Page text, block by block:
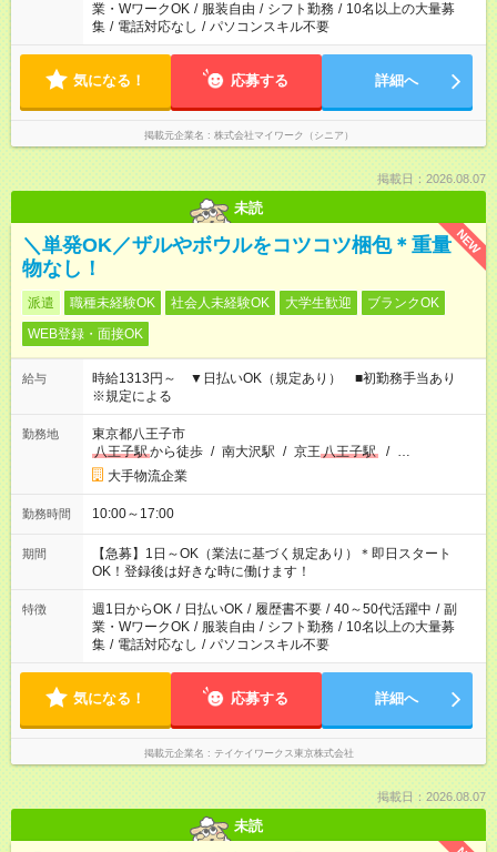
業・WワークOK / 服装自由 / シフト勤務 / 10名以上の大量募
集 / 電話対応なし / パソコンスキル不要
気になる！ 応募する 詳細へ
掲載元企業名 株式会社マイワーク（シニア）
掲載日：2026.08.07
未読
NEW
＼単発OK／ザルやボウルをコツコツ梱包＊重量
物なし！
派遣 職種未経験OK 社会人未経験OK 大学生歓迎
ブランクOK
WEB登録・面接OK
給与
時給1313円～ ▼日払いOK（規定あり） ■初勤務手当あり
※規定による
勤務地
東京都八王子市
八王子駅から徒歩 / 南大沢駅 / 京王 八王子駅 / …
大手物流企業
勤務時間 10:00～17:00
期間
【急募】1日～OK（業法に基づく規定あり）＊即日スタート
OK！登録後は好きな時に働けます！
特徴 週1日からOK / 日払いOK / 履歴書不要 / 40～50代活躍中 / 副
業・WワークOK / 服装自由 / シフト勤務 / 10名以上の大量募
集 / 電話対応なし / パソコンスキル不要
気になる！ 応募する 詳細へ
掲載元企業名 テイケイワークス東京株式会社
掲載日：2026.08.07
未読